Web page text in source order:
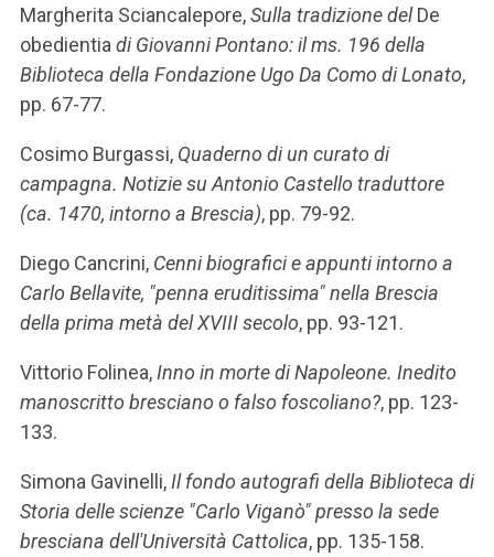
Margherita Sciancalepore,Sulla tradizione delDe
obedientia di Giovanni Pontano: il ms. 196 della
Biblioteca della Fondazione Ugo Da Como di Lonato,
pp. 67-77.
Cosimo Burgassi, Quaderno di un curato di
campagna. Notizie su Antonio Castello traduttore
(ca. 1470, intorno a Brescia), pp. 79-92.
Diego Cancrini, Cenni biografici e appunti intorno a
Carlo Bellavite, "penna eruditissima" nella Brescia
della prima metà del XVIII secolo, pp. 93-121.
Vittorio Folinea, Inno in morte di Napoleone. Inedito
manoscritto bresciano o falso foscoliano?, pp. 123-
133.
Simona Gavinelli, Il fondo autografi della Biblioteca di
Storia delle scienze "Carlo Viganò" presso la sede
bresciana dell'Università Cattolica, pp. 135-158.